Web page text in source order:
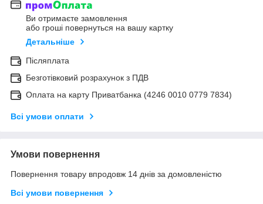
Ви отримаєте замовлення
або гроші повернуться на вашу картку
Детальніше
Післяплата
Безготівковий розрахунок з ПДВ
Оплата на карту Приватбанка (4246 0010 0779 7834)
Всі умови оплати
Умови повернення
Повернення товару впродовж 14 днів за домовленістю
Всі умови повернення